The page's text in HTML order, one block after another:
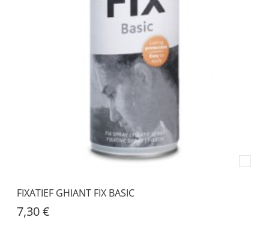
FIXATIEF GHIANT FIX BASIC
7,30 €